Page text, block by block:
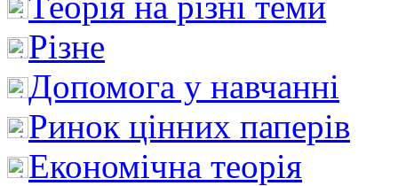
Різне
Допомога у навчанні
Ринок цінних паперів
Економічна теорія